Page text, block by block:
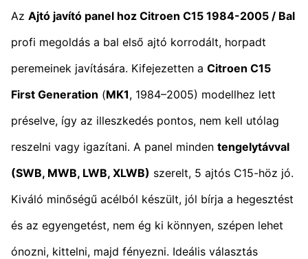
Az Ajtó javító panel hoz Citroen C15 1984-2005 / Bal
profi megoldás a bal első ajtó korrodált, horpadt
peremeinek javítására. Kifejezetten a Citroen C15
First Generation (MK1, 1984–2005) modellhez lett
préselve, így az illeszkedés pontos, nem kell utólag
reszelni vagy igazítani. A panel minden tengelytávval
(SWB, MWB, LWB, XLWB) szerelt, 5 ajtós C15-höz jó.
Kiváló minőségű acélból készült, jól bírja a hegesztést
és az egyengetést, nem ég ki könnyen, szépen lehet
ónozni, kittelni, majd fényezni. Ideális választás